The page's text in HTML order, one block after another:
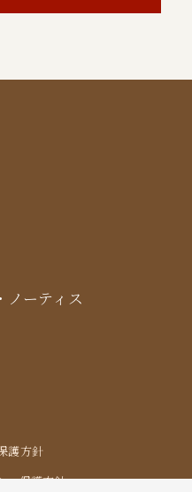
ノーティス
護方針
ー保護方針